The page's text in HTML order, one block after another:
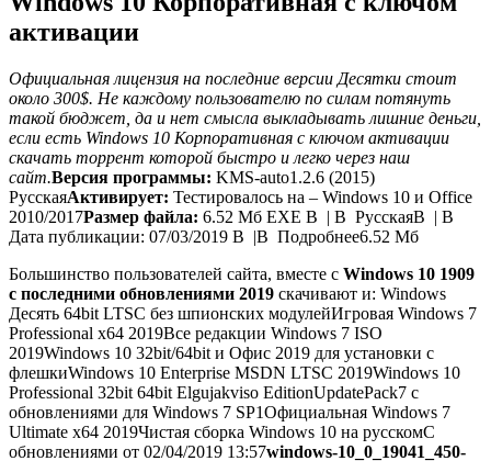
активации
Официальная лицензия на последние версии Десятки стоит
около 300$. Не каждому пользователю по силам потянуть
такой бюджет, да и нет смысла выкладывать лишние деньги,
если есть Windows 10 Корпоративная с ключом активации
скачать торрент которой быстро и легко через наш
сайт.Версия программы: KMS-auto1.2.6 (2015)
РусскаяАктивирует: Тестировалось на – Windows 10 и Office
2010/2017Размер файла: 6.52 Мб EXE В | В РусскаяВ | В
Дата публикации: 07/03/2019 В |В Подробнее6.52 Мб
Большинство пользователей сайта, вместе с Windows 10 1909
с последними обновлениями 2019 скачивают и: Windows
Десять 64bit LTSC без шпионских модулейИгровая Windows 7
Professional x64 2019Все редакции Windows 7 ISO
2019Windows 10 32bit/64bit и Офис 2019 для установки с
флешкиWindows 10 Enterprise MSDN LTSC 2019Windows 10
Professional 32bit 64bit Elgujakviso EditionUpdatePack7 с
обновлениями для Windows 7 SP1Официальная Windows 7
Ultimate х64 2019Чистая сборка Windows 10 на русскомС
обновлениями от 02/04/2019 13:57windows-10_0_19041_450-